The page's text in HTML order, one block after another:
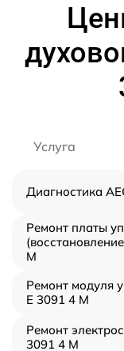
Услуга
Диагностика
Ремонт платы
M
Ремонт модуля
E 3091 4 M
Ремонт
3091 4 M